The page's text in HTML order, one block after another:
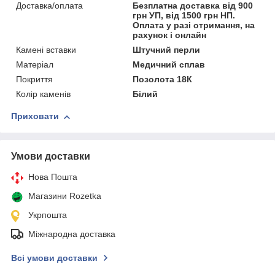
Доставка/оплата
Безплатна доставка від 900
грн УП, від 1500 грн НП.
Оплата у разі отримання, на
рахунок і онлайн
Камені вставки
Штучний перли
Матеріал
Медичний сплав
Покриття
Позолота 18К
Колір каменів
Білий
Приховати
Умови доставки
Нова Пошта
Магазини Rozetka
Укрпошта
Міжнародна доставка
Всі умови доставки